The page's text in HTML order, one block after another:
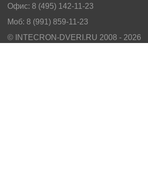
Офис: 8 (495) 142-11-23
Моб: 8 (991) 859-11-23
© INTECRON-DVERI.RU 2008 - 2026